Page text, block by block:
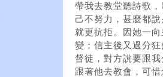
帶我去教堂聽詩歌
己不努力，甚麼都
就更抗拒。因她一
變；信主後又過分
督徒，對方說要跟
跟著他去教會，可